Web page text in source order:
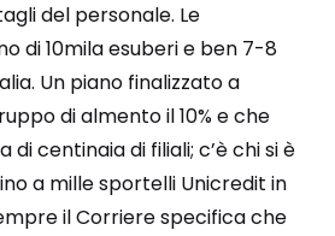
del personale. Le
di 10mila esuberi e ben 7-8
Un piano finalizzato a
di almento il 10% e che
centinaia di filiali; c’è chi si è
a mille sportelli Unicredit in
il Corriere specifica che